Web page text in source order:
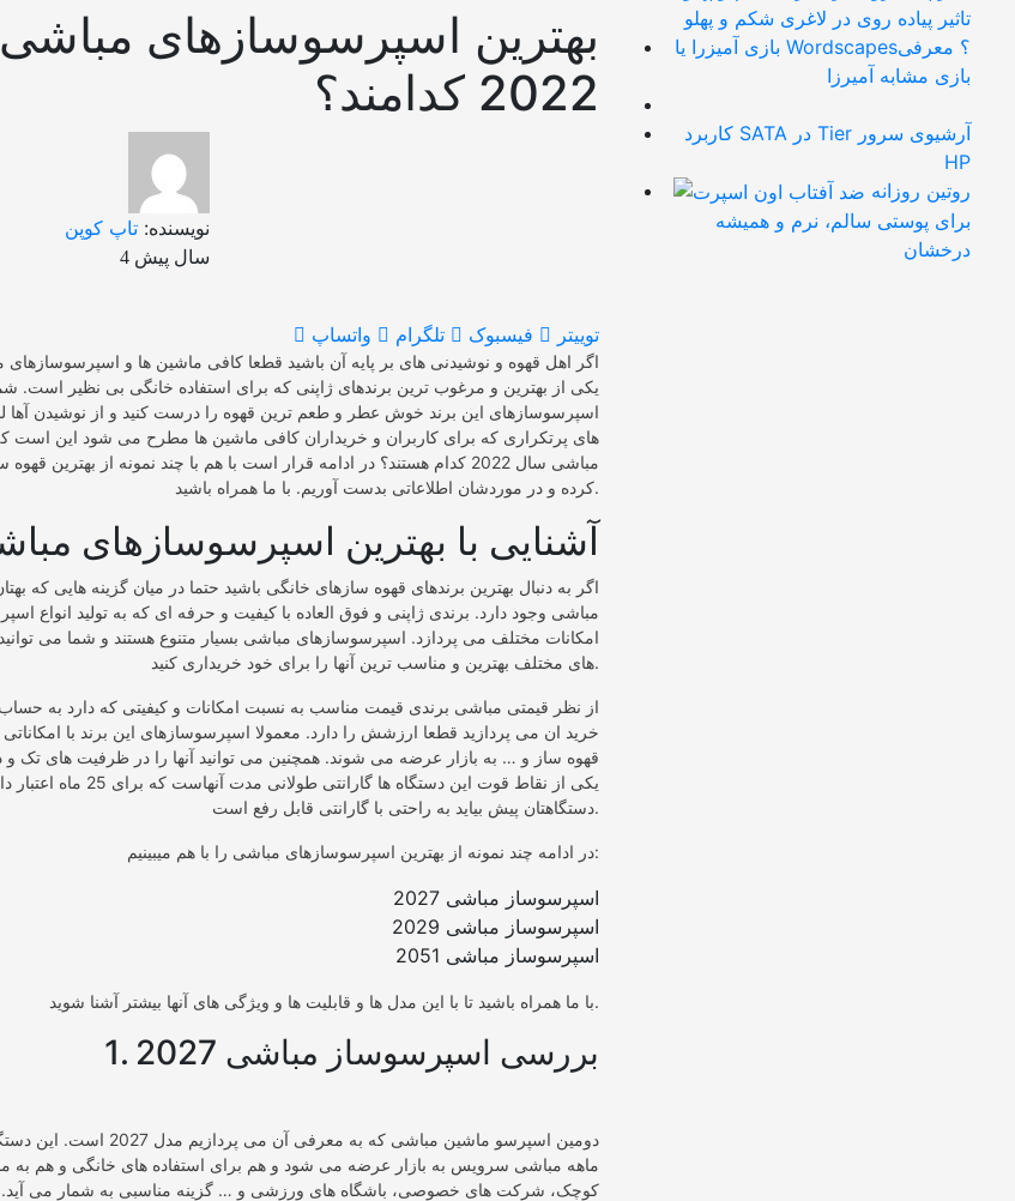
بهترین اسپرسوسازهای
2022 کدامند؟
نویسنده: تاپ کوپن
4 سال پیش
توییتر فیسبوک تلگرام واتساپ
اگر اهل قهوه و نوشیدنی های بر پایه آن باشید قطعا کافی ماشین ها و
یکی از بهترین و مرغوب ترین برندهای ژاپنی که برای استفاده خانگی بی نظیر است.
اسپرسوسازهای این برند خوش عطر و طعم ترین قهوه را درست کنید و از نوشیدن آها
های پرتکراری که برای کاربران و خریداران کافی ماشین ها مطرح می شود این است
مباشی سال 2022 کدام هستند؟ در ادامه قرار است با هم با چند نمونه از بهترین
کرده و در موردشان اطلاعاتی بدست آوریم. با ما همراه باشید.
آشنایی با بهترین اسپرسوسازهای
اگر به دنبال بهترین برندهای قهوه سازهای خانگی باشید حتما در میان گزینه هایی که
مباشی وجود دارد. برندی ژاپنی و فوق العاده با کیفیت و حرفه ای که به تولید انواع
امکانات مختلف می پردازد. اسپرسوسازهای مباشی بسیار متنوع هستند و شما می
های مختلف بهترین و مناسب ترین آنها را برای خود خریداری کنید.
از نظر قیمتی مباشی برندی قیمت مناسب به نسبت امکانات و کیفیتی که دارد به
خرید ان می پردازید قطعا ارزشش را دارد. معمولا اسپرسوسازهای این برند با
قهوه ساز و … به بازار عرضه می شوند. همچنین می توانید آنها را در ظرفیت های تک و
یکی از نقاط قوت این دستگاه ها
دستگاهتان پیش بیاید به راحتی با گارانتی قابل رفع است.
در ادامه چند نمونه از بهترین اسپرسوسازهای مباشی را با هم میبینیم:
اسپرسوساز مباشی 2027
اسپرسوساز مباشی 2029
اسپرسوساز مباشی 2051
با ما همراه باشید تا با این مدل ها و قابلیت ها و ویژگی های آنها بیشتر آشنا شوید.
1. بررسی اسپرسوساز مباشی 2027
ماهه مباشی سرویس به بازار عرضه می شود و هم برای استفاده های خانگی و هم به
کوچک، شرکت های خصوصی، باشگاه های ورزشی و … گزینه مناسبی به شمار می
تاثیر پیاده روی در لاغری شکم و پهلو
بازی آمیزرا یا Wordscapes؟ معرفی
بازی مشابه آمیرزا
کاربرد SATA در Tier آرشیوی سرور
HP
روتین روزانه
برای پوستی سالم، نرم و همیشه
درخشان